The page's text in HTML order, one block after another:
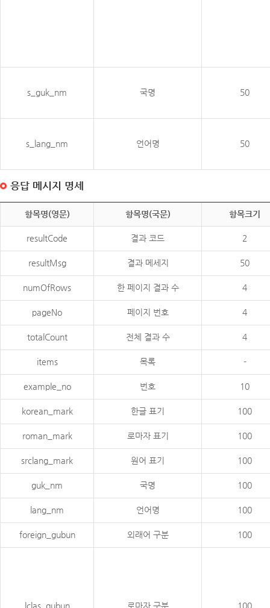
s_guk_nm 국명 50
s_lang_nm 언어명 50
응답 메시지 명세
항목명(영문) 항목명(국문) 항목크기
resultCode 결과 코드 2
resultMsg 결과 메세지 50
numOfRows 한 페이지 결과 수 4
pageNo 페이지 번호 4
totalCount 전체 결과 수 4
items 목록 -
example_no 번호 10
korean_mark 한글 표기 100
roman_mark 로마자 표기 100
srclang_mark 원어 표기 100
guk_nm 국명 100
lang_nm 언어명 100
foreign_gubun 외래어 구분 100
lclas_gubun 로마자 구분 100